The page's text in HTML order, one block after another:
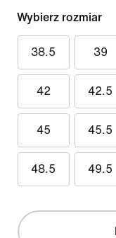
Wybierz rozmiar
38.5 39
42 42.5
45 45.5
48.5 49.5